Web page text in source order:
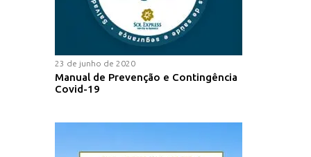
23 de junho de 2020
Manual de Prevenção e Contingência
Covid-19